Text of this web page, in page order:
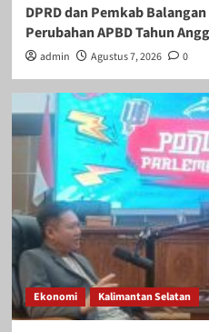
DPRD dan Pemkab
Perubahan APBD Tahun
admin Agustus 7, 2026 0
Ekonomi Kalimantan Selatan